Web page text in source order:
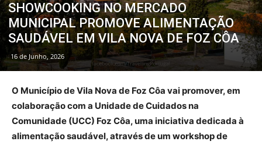
SHOWCOOKING NO MERCADO
MUNICIPAL PROMOVE ALIMENTAÇÃO
SAUDÁVEL EM VILA NOVA DE FOZ CÔA
16 de Junho, 2026
O Município de Vila Nova de Foz Côa vai promover, em
colaboração com a Unidade de Cuidados na
Comunidade (UCC) Foz Côa, uma iniciativa dedicada à
alimentação saudável, através de um workshop de